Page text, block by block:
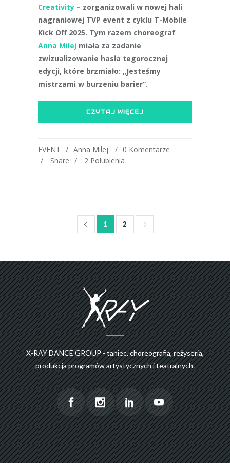
Creativity – zorganizowali w nowej hali
nagraniowej TVP event z cyklu T-Mobile
Kick Off 2025. Tym razem choreograf
Anna Milej miała za zadanie
zwizualizowanie hasła tegorocznej
edycji, które brzmiało: „Jesteśmy
mistrzami w burzeniu barier”.
CZYTAJ WIĘCEJ
EVENT Anna Milej
0 Komentarze
Share
2 Polubienia
1 2
X-RAY DANCE GROUP - taniec, choreografia, reżyseria,
produkcja programów artystycznych i teatralnych.